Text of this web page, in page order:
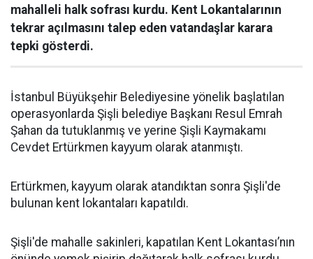
mahalleli halk sofrası kurdu. Kent Lokantalarının
tekrar açılmasını talep eden vatandaşlar karara
tepki gösterdi.
İstanbul Büyükşehir Belediyesine yönelik başlatılan
operasyonlarda Şişli belediye Başkanı Resul Emrah
Şahan da tutuklanmış ve yerine Şişli Kaymakamı
Cevdet Ertürkmen kayyum olarak atanmıştı.
Ertürkmen, kayyum olarak atandıktan sonra Şişli'de
bulunan kent lokantaları kapatıldı.
Şişli'de mahalle sakinleri, kapatılan Kent Lokantası’nın